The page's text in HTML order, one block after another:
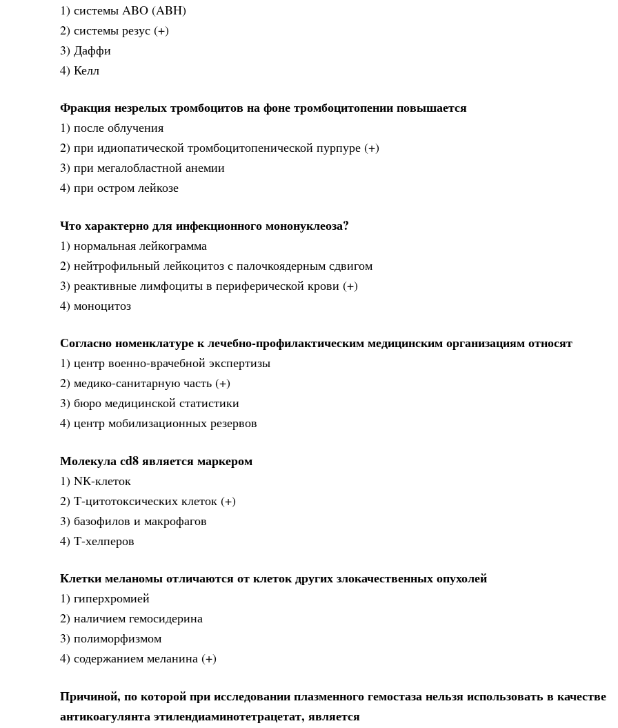
1) системы ABO (ABH)
2) системы резус (+)
3) Даффи
4) Келл
Фракция незрелых тромбоцитов на фоне тромбоцитопении повышается
1) после облучения
2) при идиопатической тромбоцитопенической пурпуре (+)
3) при мегалобластной анемии
4) при остром лейкозе
Что характерно для инфекционного мононуклеоза?
1) нормальная лейкограмма
2) нейтрофильный лейкоцитоз с палочкоядерным сдвигом
3) реактивные лимфоциты в периферической крови (+)
4) моноцитоз
Согласно номенклатуре к лечебно-профилактическим медицинским организациям относят
1) центр военно-врачебной экспертизы
2) медико-санитарную часть (+)
3) бюро медицинской статистики
4) центр мобилизационных резервов
Молекула сd8 является маркером
1) NК-клеток
2) Т-цитотоксических клеток (+)
3) базофилов и макрофагов
4) Т-хелперов
Клетки меланомы отличаются от клеток других злокачественных опухолей
1) гиперхромией
2) наличием гемосидерина
3) полиморфизмом
4) содержанием меланина (+)
Причиной, по которой при исследовании плазменного гемостаза нельзя использовать в качестве
антикоагулянта этилендиаминотетрацетат, является